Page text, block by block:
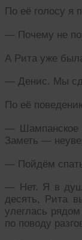
По её голосу я
— Почему не
А Рита уже
— Денис. Мы
По её
— Шампанское
Заметь —
— Пойдём
— Нет. Я в душ
десять, Рита
улеглась
по поводу